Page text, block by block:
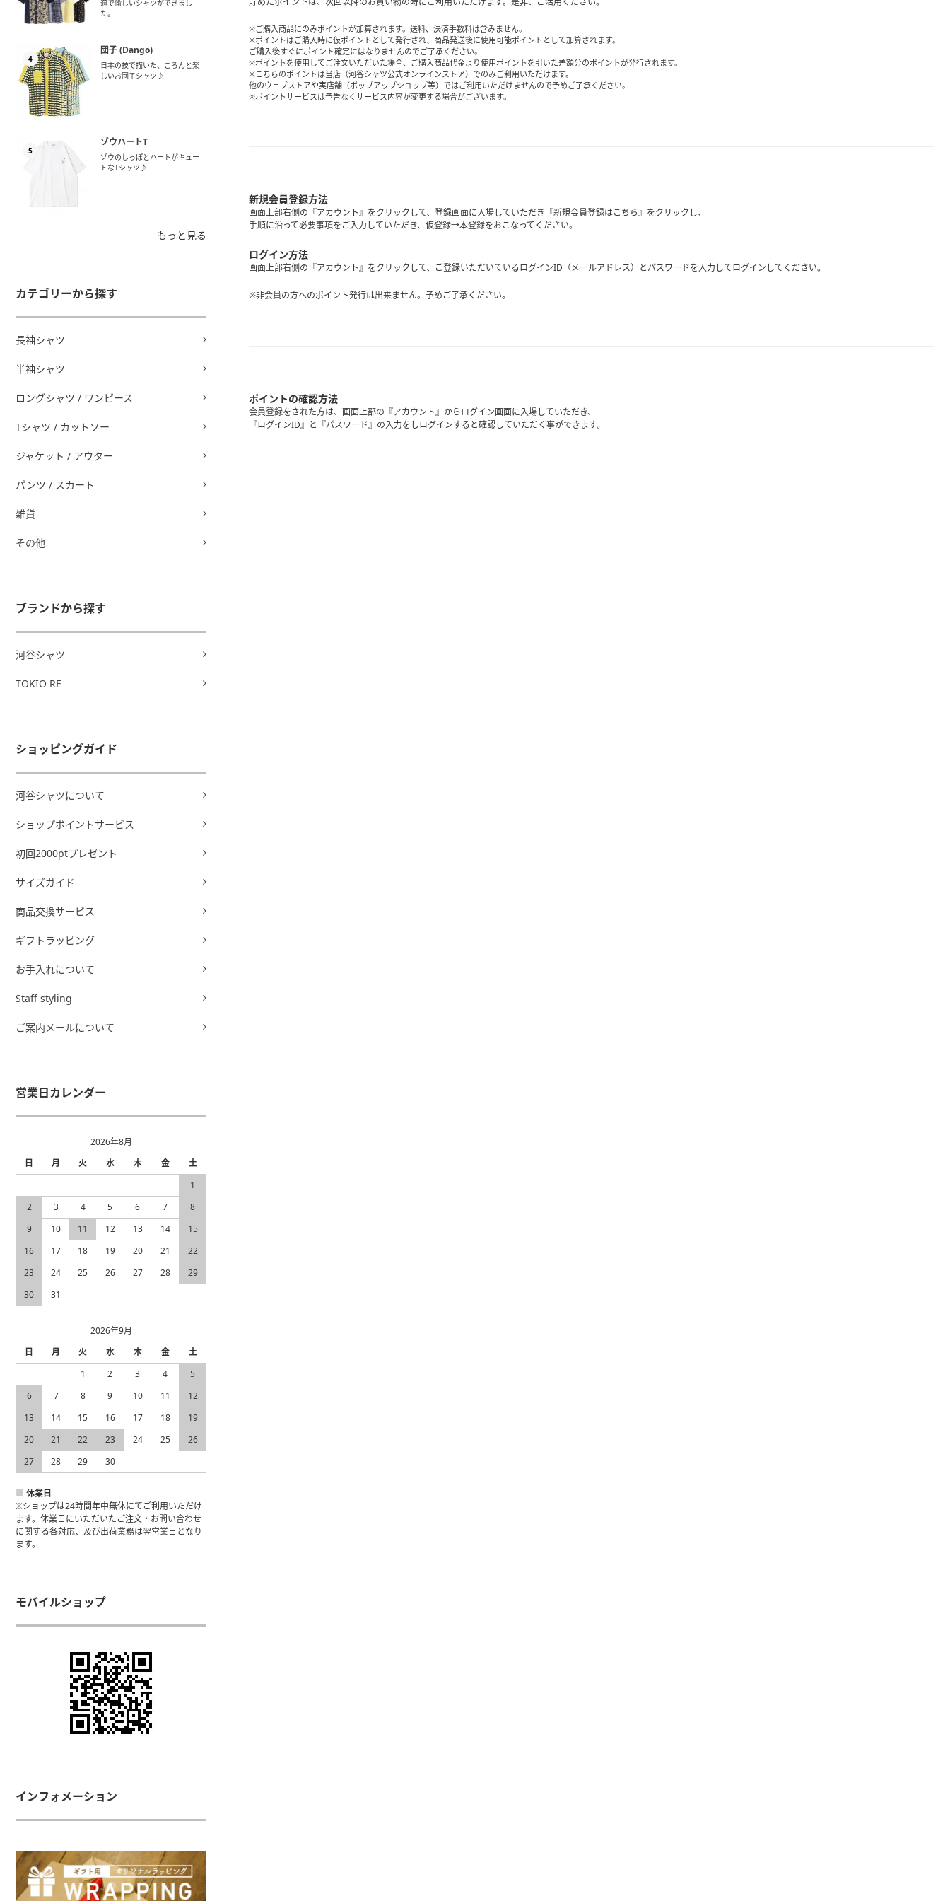
適で愉しいシャツができまし
た。
4
団子 (Dango)
日本の技で描いた、ころんと楽
しいお団子シャツ♪
5
ゾウハートT
ゾウのしっぽとハートがキュー
トなTシャツ♪
もっと見る
カテゴリーから探す
長袖シャツ
半袖シャツ
ロングシャツ / ワンピース
Tシャツ / カットソー
ジャケット / アウター
パンツ / スカート
雑貨
その他
ブランドから探す
河谷シャツ
TOKIO RE
ショッピングガイド
河谷シャツについて
ショップポイントサービス
初回2000ptプレゼント
サイズガイド
商品交換サービス
ギフトラッピング
お手入れについて
Staff styling
ご案内メールについて
営業日カレンダー
2026年8月
日
月 火 水 木 金
土
1
2
3 4 5 6 7
8
9
10 11 12 13 14
15
16
17 18 19 20 21
22
23
24 25 26 27 28
29
30
31
2026年9月
日
月 火 水 木 金
土
1
2 3 4
5
6
7 8 9 10 11
12
13
14 15 16 17 18
19
20
21 22 23 24 25
26
27
28 29 30
■ 休業日
※ショップは24時間年中無休にてご利用いただけ
ます。休業日にいただいたご注文・お問い合わせ
に関する各対応、及び出荷業務は翌営業日となり
ます。
モバイルショップ
インフォメーション
※ご購入商品にのみポイントが加算されます。送料、決済手数料は含みません。
※ポイントはご購入時に仮ポイントとして発行され、商品発送後に使用可能ポイントとして加算されます。
ご購入後すぐにポイント確定にはなりませんのでご了承ください。
※ポイントを使用してご注文いただいた場合、ご購入商品代金より使用ポイントを引いた差額分のポイントが発行されます。
※こちらのポイントは当店（河谷シャツ公式オンラインストア）でのみご利用いただけます。
他のウェブストアや実店舗（ポップアップショップ等）ではご利用いただけませんので予めご了承ください。
※ポイントサービスは予告なくサービス内容が変更する場合がございます。
新規会員登録方法
画面上部右側の『アカウント』をクリックして、登録画面に入場していただき『新規会員登録はこちら』をクリックし、
手順に沿って必要事項をご入力していただき、仮登録→本登録をおこなってください。
ログイン方法
画面上部右側の『アカウント』をクリックして、ご登録いただいているログインID（メールアドレス）とパスワードを入力してログインしてください。
※非会員の方へのポイント発行は出来ません。予めご了承ください。
ポイントの確認方法
会員登録をされた方は、画面上部の『アカウント』からログイン画面に入場していただき、
『ログインID』と『パスワード』の入力をしログインすると確認していただく事ができます。